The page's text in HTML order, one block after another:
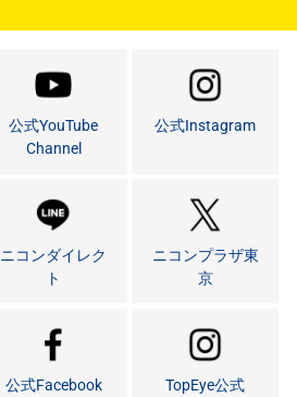
公式YouTube
Channel
公式Instagram
ニコンダイレク
ト
ニコンプラザ東
京
公式Facebook TopEye公式